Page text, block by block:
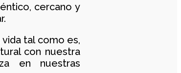
cercano y
tal como es,
con nuestra
en nuestras